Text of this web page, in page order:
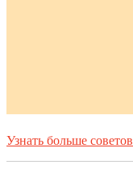
Узнать больше советов